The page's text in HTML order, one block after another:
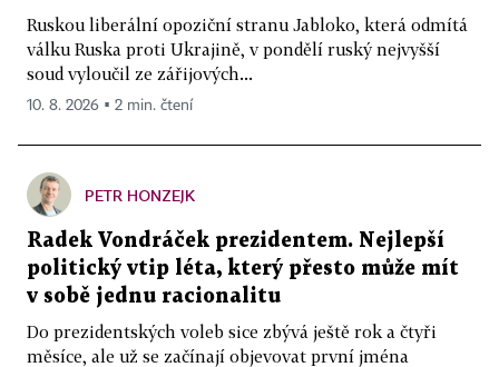
Ruskou liberální opoziční stranu Jabloko, která odmítá
válku Ruska proti Ukrajině, v pondělí ruský nejvyšší
soud vyloučil ze zářijových...
10. 8. 2026 ▪ 2 min. čtení
PETR HONZEJK
Radek Vondráček prezidentem. Nejlepší
politický vtip léta, který přesto může mít
v sobě jednu racionalitu
Do prezidentských voleb sice zbývá ještě rok a čtyři
měsíce, ale už se začínají objevovat první jména